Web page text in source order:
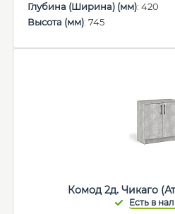
Глубина (Ширина) (мм): 420
Высота (мм): 745
Комод 2д. Чикаго